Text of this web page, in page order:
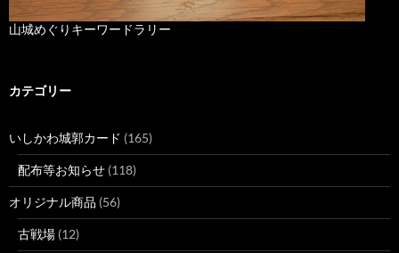
山城めぐりキーワードラリー
カテゴリー
いしかわ城郭カード (165)
配布等お知らせ (118)
オリジナル商品 (56)
古戦場 (12)